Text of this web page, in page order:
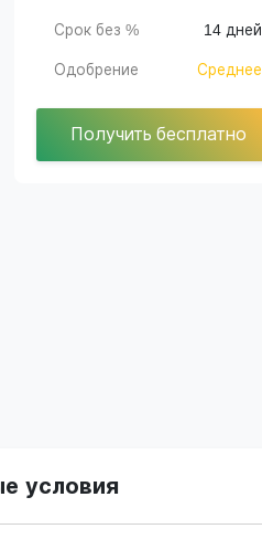
Срок без % 14 дней
Одобрение Среднее
Получить бесплатно
условия